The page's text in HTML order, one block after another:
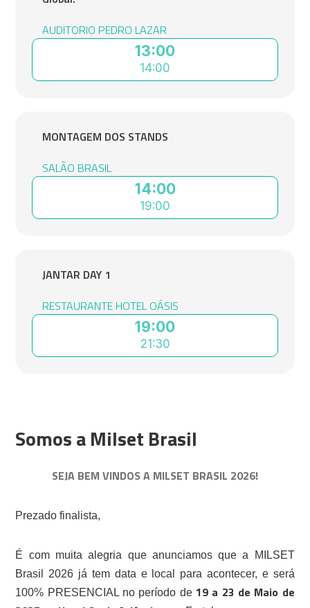
13:00
14:00
AUDITORIO PEDRO LAZAR
14:00
19:00
MONTAGEM DOS STANDS
SALÃO BRASIL
19:00
21:30
JANTAR DAY 1
RESTAURANTE HOTEL OÁSIS
Somos a Milset Brasil
SEJA BEM VINDOS A MILSET BRASIL 2026!
Prezado finalista,
É com muita alegria que anunciamos que a MILSET
Brasil 2026 já tem data e local para acontecer, e será
100% PRESENCIAL no período de 19 a 23 de Maio de